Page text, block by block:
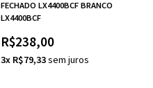
FECHADO LX4400BCF BRANCO
LX4400BCF
R$238,00
3x R$79,33